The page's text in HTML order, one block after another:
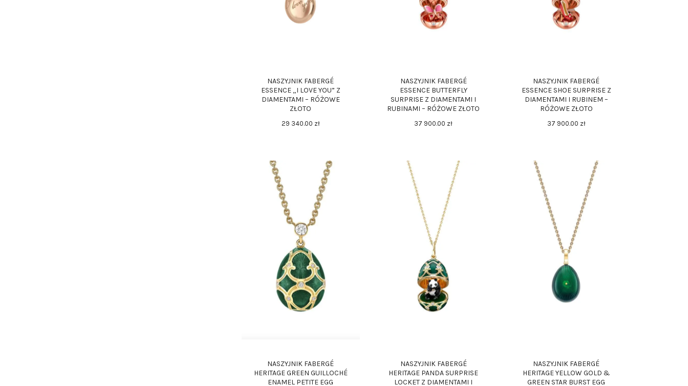
NASZYJNIK FABERGÉ
ESSENCE „I LOVE YOU” Z
DIAMENTAMI – RÓŻOWE
ZŁOTO
29 340.00 zł
NASZYJNIK FABERGÉ
ESSENCE BUTTERFLY
SURPRISE Z DIAMENTAMI I
RUBINAMI – RÓŻOWE ZŁOTO
37 900.00 zł
NASZYJNIK FABERGÉ
ESSENCE SHOE SURPRISE Z
DIAMENTAMI I RUBINEM –
RÓŻOWE ZŁOTO
37 900.00 zł
NASZYJNIK FABERGÉ
HERITAGE GREEN GUILLOCHÉ
ENAMEL PETITE EGG
NASZYJNIK FABERGÉ
HERITAGE PANDA SURPRISE
LOCKET Z DIAMENTAMI I
NASZYJNIK FABERGÉ
HERITAGE YELLOW GOLD &
GREEN STAR BURST EGG